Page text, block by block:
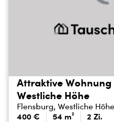
Attraktive Wohnung
Westliche Höhe
Flensburg, Westliche Höhe
400 € 54 m² 2 Zi.